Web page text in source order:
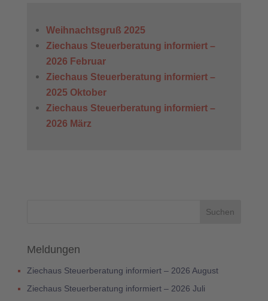
Weihnachtsgruß 2025
Ziechaus Steuerberatung informiert –
2026 Februar
Ziechaus Steuerberatung informiert –
2025 Oktober
Ziechaus Steuerberatung informiert –
2026 März
Meldungen
Ziechaus Steuerberatung informiert – 2026 August
Ziechaus Steuerberatung informiert – 2026 Juli